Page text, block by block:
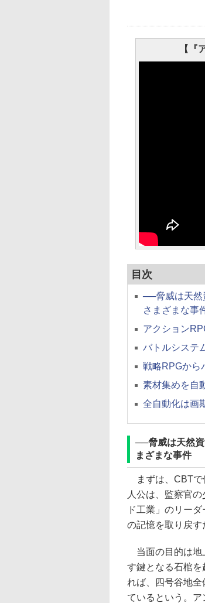
【『
目次
──脅威は天然
さまざまな事
アクション
バトルシステ
戦略RPGから
素材集めを自
全自動化は画
──脅威は天然
まざまな事件
まずは、CBTで
人公は、監察官
ド工業」のリー
の記憶を取り戻す
当面の目的は地
す鍵となる石棺を
れば、四号谷地全
ているという。ア